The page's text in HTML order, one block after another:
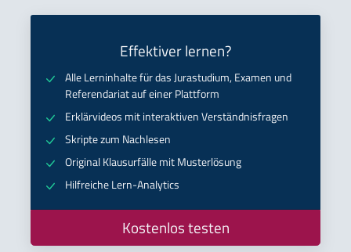
Effektiver lernen?
Alle Lerninhalte für das Jurastudium, Examen und
Referendariat auf einer Plattform
Erklärvideos mit interaktiven Verständnisfragen
Skripte zum Nachlesen
Original Klausurfälle mit Musterlösung
Hilfreiche Lern-Analytics
Kostenlos testen